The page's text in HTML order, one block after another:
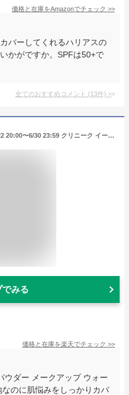
価格と在庫をAmazonでチェック >>
バーしてくれるハリアスの
かがですか。SPFは50+で
全てのおすすめコメント (13件) >
【ポイント10倍&クーポン】6/22 20:00〜6/30 23:59 クリニーク イーブン ベター パウダー メークアップ ウォーター ヴェール 27 N リフィル SPF27/PA ++++ CLINIQUE | パウダーファンデーション ギフト プレゼント デパコス
でみる
価格と在庫を楽天でチェック >>
ウダー メークアップ ウォー
のに肌悩みをしっかりカバ